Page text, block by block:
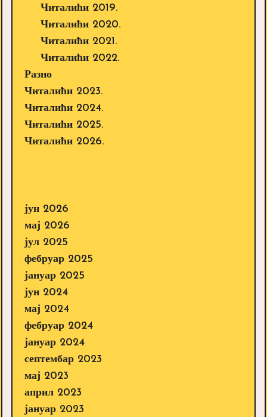
Читалићи 2019.
Читалићи 2020.
Читалићи 2021.
Читалићи 2022.
Разно
Читалићи 2023.
Читалићи 2024.
Читалићи 2025.
Читалићи 2026.
јун 2026
мај 2026
јул 2025
фебруар 2025
јануар 2025
јун 2024
мај 2024
фебруар 2024
јануар 2024
септембар 2023
мај 2023
април 2023
јануар 2023